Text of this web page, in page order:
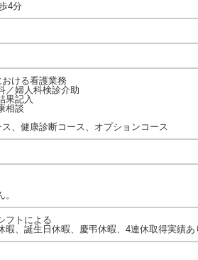
4分
ける看護業務
人科検診介助
記入
談
、健康診断コース、オプションコース
フトによる
暇、誕生日休暇、慶弔休暇、4連休取得実績あ